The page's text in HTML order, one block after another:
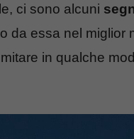
ci sono alcuni
da essa nel miglior
in qualche